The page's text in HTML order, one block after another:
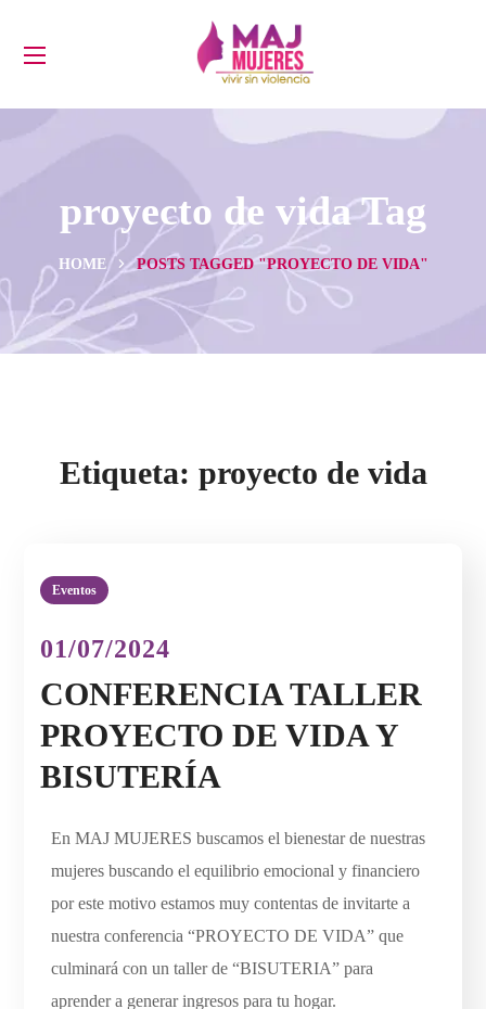
proyecto de vida Tag
HOME POSTS TAGGED "PROYECTO DE VIDA"
Etiqueta: proyecto de vida
Eventos
01/07/2024
CONFERENCIA TALLER
PROYECTO DE VIDA Y
BISUTERÍA
En MAJ MUJERES buscamos el bienestar de nuestras
mujeres buscando el equilibrio emocional y financiero
por este motivo estamos muy contentas de invitarte a
nuestra conferencia “PROYECTO DE VIDA” que
culminará con un taller de “BISUTERIA” para
aprender a generar ingresos para tu hogar.